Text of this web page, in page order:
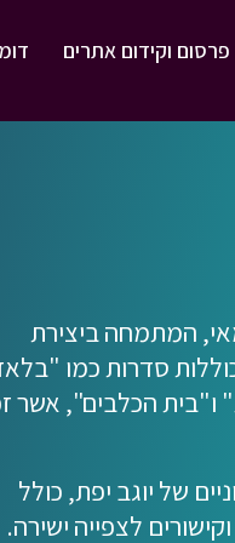
פרסום וקידום אתרים
המתמחה ביצירת
סדרות כמו
הכלבים", אשר
של יוגב יפת, כולל
לצפייה ישירה.